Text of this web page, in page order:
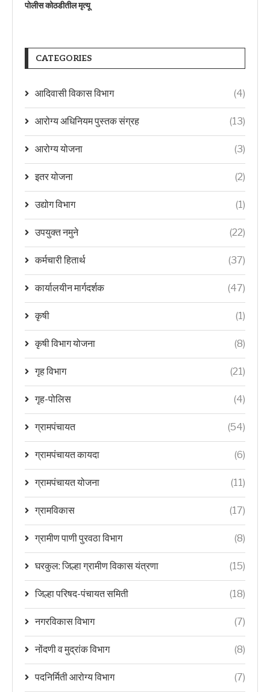
पोलीस कोठडीतील मृत्यू
CATEGORIES
आदिवासी विकास विभाग (4)
आरोग्य अधिनियम पुस्तक संग्रह (13)
आरोग्य योजना (3)
इतर योजना (2)
उद्योग विभाग (1)
उपयुक्त नमुने (22)
कर्मचारी हितार्थ (37)
कार्यालयीन मार्गदर्शक (47)
कृषी (1)
कृषी विभाग योजना (8)
गृह विभाग (21)
गृह-पोलिस (4)
ग्रामपंचायत (54)
ग्रामपंचायत कायदा (6)
ग्रामपंचायत योजना (11)
ग्रामविकास (17)
ग्रामीण पाणी पुरवठा विभाग (8)
घरकुल: जिल्हा ग्रामीण विकास यंत्रणा (15)
जिल्हा परिषद-पंचायत समिती (18)
नगरविकास विभाग (7)
नोंदणी व मुद्रांक विभाग (8)
पदनिर्मिती आरोग्य विभाग (7)